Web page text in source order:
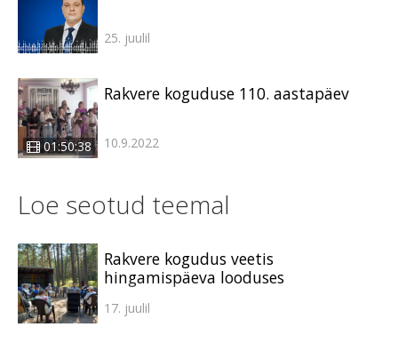
25. juulil
01:50:38
Rakvere koguduse 110. aastapäev
10.9.2022
Loe seotud teemal
Rakvere kogudus veetis
hingamispäeva looduses
17. juulil